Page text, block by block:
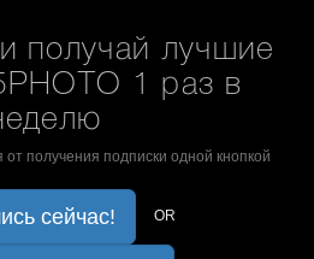
получай лучшие
1 раз в
от получения подписки одной кнопкой
сейчас! OR